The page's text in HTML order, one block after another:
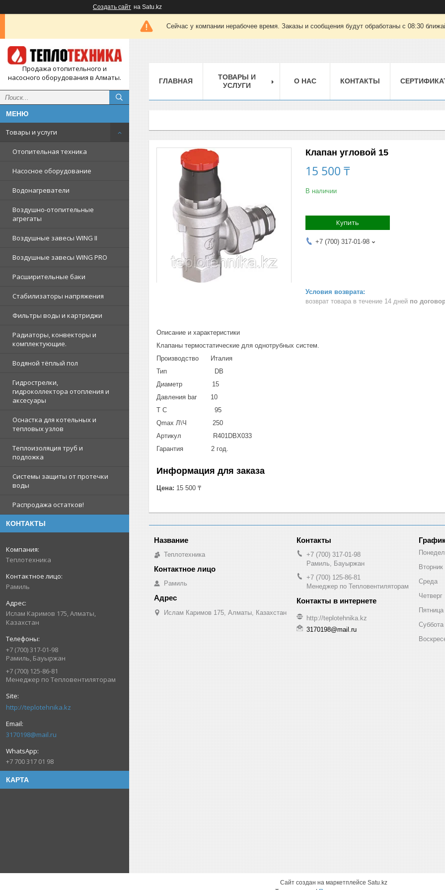
Создать сайт на Satu.kz
Сейчас у компании нерабочее время. Заказы и сообщения будут обработаны с 08:30
Продажа отопительного и
насосного оборудования в Алматы.
Товары и услуги
Отопительная техника
Насосное оборудование
Водонагреватели
Воздушно-отопительные
агрегаты
Воздушные завесы WING II
Воздушные завесы WING PRO
Расширительные баки
Стабилизаторы напряжения
Фильтры воды и картриджи
Радиаторы, конвекторы и
комплектующие.
Водяной тёплый пол
Гидрострелки,
гидроколлектора отопления и
аксесуары
Оснастка для котельных и
тепловых узлов
Теплоизоляция труб и
подложка
Системы защиты от протечки
воды
Распродажа остатков!
КОНТАКТЫ
Теплотехника
Рамиль
Ислам Каримов 175, Алматы,
Казахстан
+7 (700) 317-01-98
Рамиль, Бауыржан
+7 (700) 125-86-81
Менеджер по Тепловентиляторам
http://teplotehnika.kz
3170198@mail.ru
+7 700 317 01 98
КАРТА
ГЛАВНАЯ
ТОВАРЫ И
УСЛУГИ
О НАС КОНТАКТЫ
Клапан угловой 15
15 500 ₸
В наличии
Купить
+7 (700) 317-01-98
возврат товара в течение 14 дней по
Описание и характеристики
Клапаны термостатические для однотрубных систем.
Производство Италия
Тип DB
Диаметр 15
Давления bar 10
T C 95
Qmax Л\Ч 250
Артикул R401DBX033
Гарантия 2 год.
Информация для заказа
Цена: 15 500 ₸
Теплотехника
Рамиль
Ислам Каримов 175, Алматы, Казахстан
+7 (700) 317-01-98
Рамиль, Бауыржан
+7 (700) 125-86-81
Менеджер по Тепловентиляторам
http://teplotehnika.kz
3170198@mail.ru
Вторник
Среда
Четверг
Пятница
Суббота
Сайт создан на маркетплейсе Satu.kz